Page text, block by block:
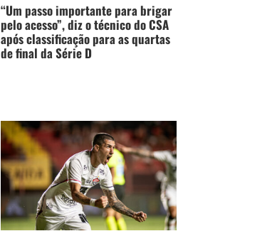
“Um passo importante para brigar
pelo acesso”, diz o técnico do CSA
após classificação para as quartas
de final da Série D